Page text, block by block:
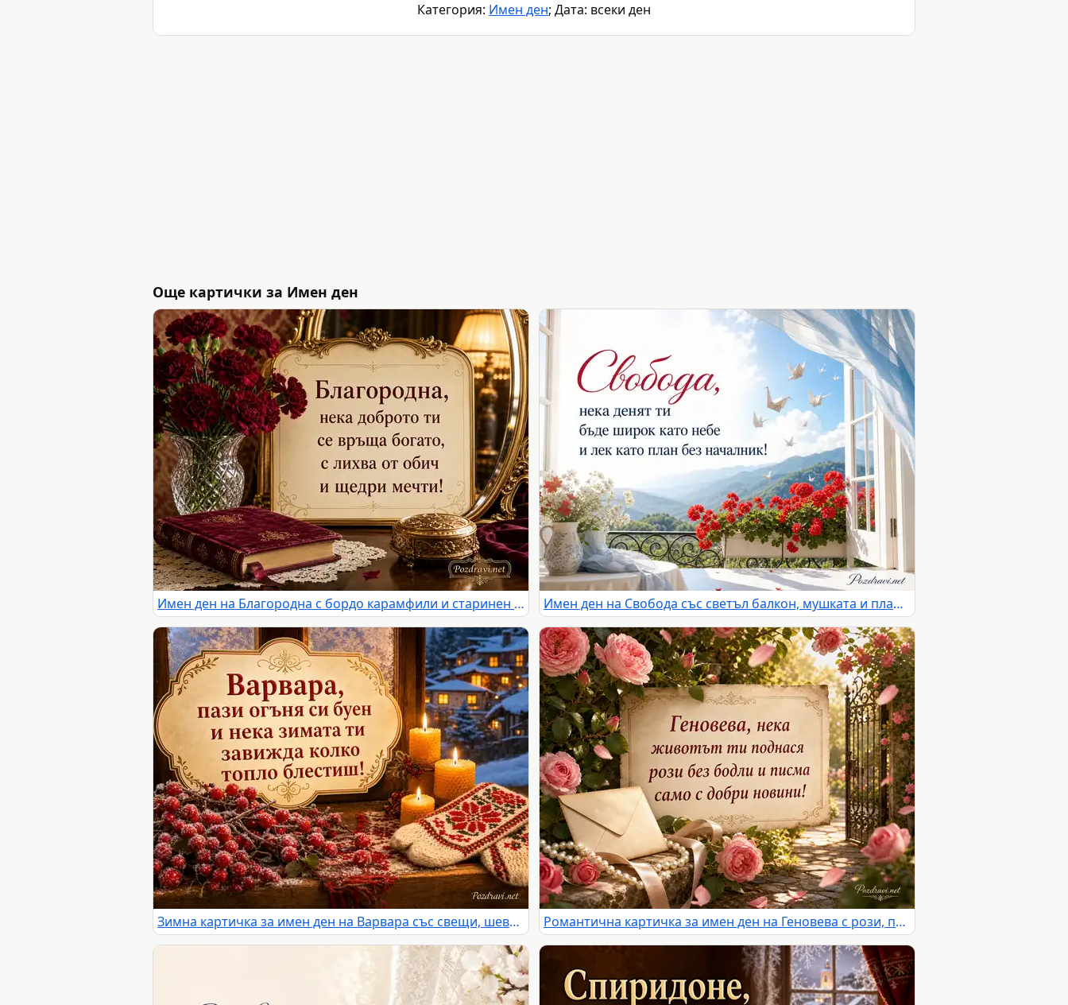
Категория: Имен ден; Дата: всеки ден
Още картички за Имен ден
Имен ден на Благородна с бордо карамфили и старинен салон Имен ден на Свобода със светъл балкон, мушката и планински хоризонт
Зимна картичка за имен ден на Варвара със свещи, шевица и заснежено село Романтична картичка за имен ден на Геновева с рози, писмо и слънчева градина